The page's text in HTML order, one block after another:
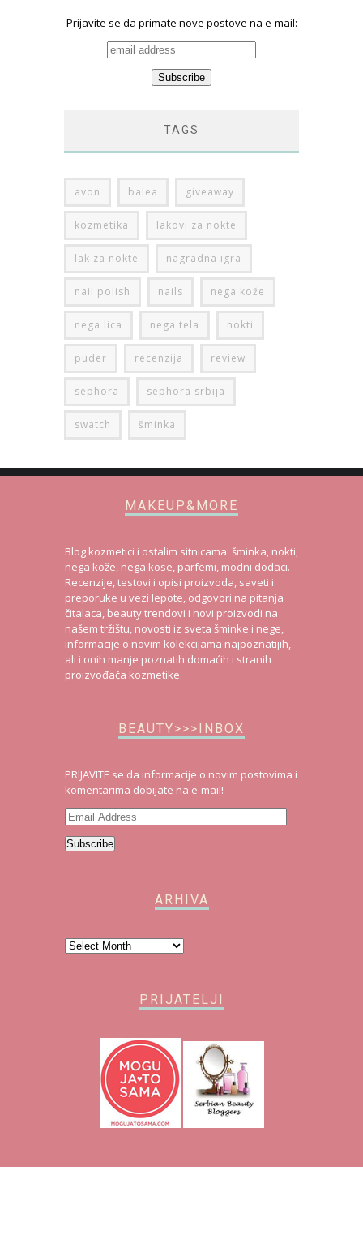
Prijavite se da primate nove postove na e-mail:
TAGS
avon balea giveaway
kozmetika lakovi za nokte
lak za nokte nagradna igra
nail polish nails nega kože
nega lica nega tela nokti
puder recenzija review
sephora sephora srbija
swatch šminka
MAKEUP&MORE
Blog kozmetici i ostalim sitnicama: šminka, nokti,
nega kože, nega kose, parfemi, modni dodaci.
Recenzije, testovi i opisi proizvoda, saveti i
preporuke u vezi lepote, odgovori na pitanja
čitalaca, beauty trendovi i novi proizvodi na
našem tržištu, novosti iz sveta šminke i nege,
informacije o novim kolekcijama najpoznatijih,
ali i onih manje poznatih domaćih i stranih
proizvođača kozmetike.
BEAUTY>>>INBOX
PRIJAVITE se da informacije o novim postovima i
komentarima dobijate na e-mail!
Email
Address
Subscribe
ARHIVA
Arhiva
PRIJATELJI